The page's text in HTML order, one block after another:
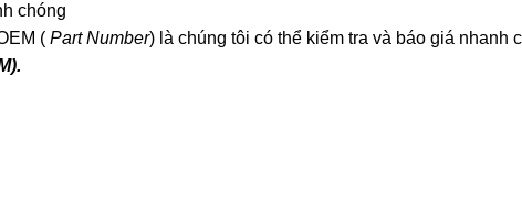
chóng
( Part Number) là chúng tôi có thể kiểm tra và báo giá nhanh